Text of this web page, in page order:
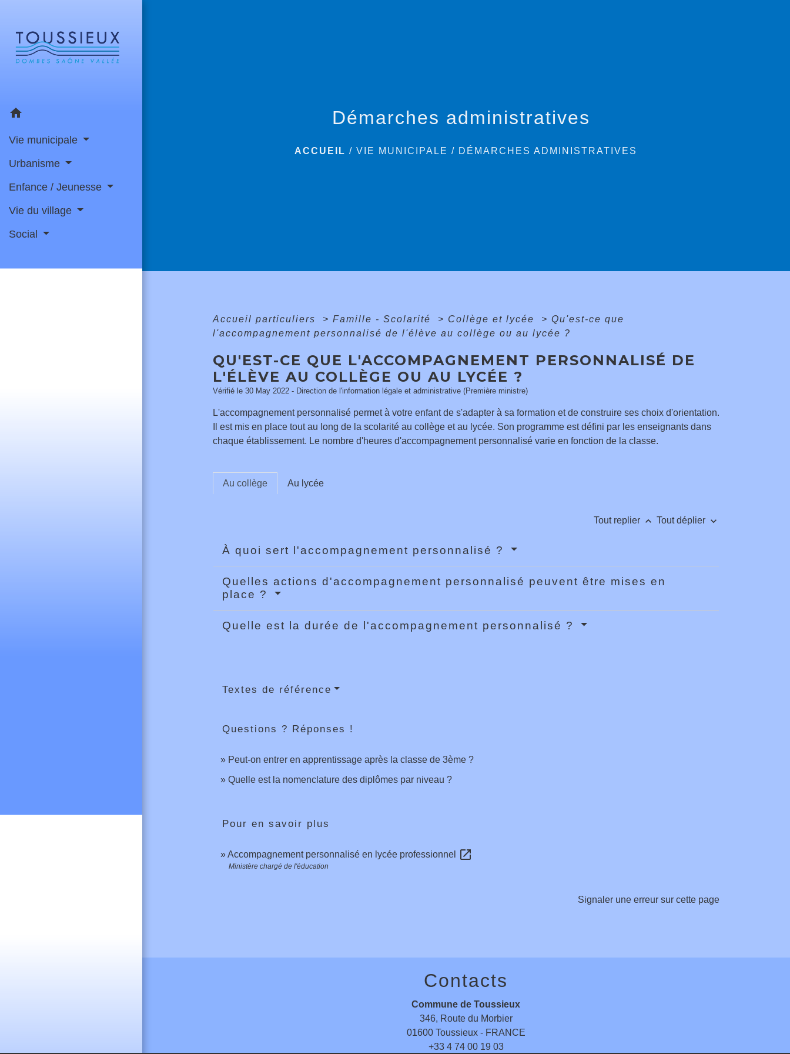
home
Vie municipale
Urbanisme
Enfance / Jeunesse
Vie du village
Social
Démarches administratives
ACCUEIL /VIE MUNICIPALE / DÉMARCHES ADMINISTRATIVES
Accueil particuliers > Famille - Scolarité > Collège et lycée > Qu'est-ce que
l'accompagnement personnalisé de l'élève au collège ou au lycée ?
QU'EST-CE QUE L'ACCOMPAGNEMENT PERSONNALISÉ DE
L'ÉLÈVE AU COLLÈGE OU AU LYCÉE ?
Vérifié le 30 May 2022 - Direction de l'information légale et administrative (Première ministre)
L'accompagnement personnalisé permet à votre enfant de s'adapter à sa formation et de construire ses choix d'orientation.
Il est mis en place tout au long de la scolarité au collège et au lycée. Son programme est défini par les enseignants dans
chaque établissement. Le nombre d'heures d'accompagnement personnalisé varie en fonction de la classe.
Au collège Au lycée
Tout replier keyboard_arrow_up Tout déplier keyboard_arrow_down
À quoi sert l'accompagnement personnalisé ?
Quelles actions d'accompagnement personnalisé peuvent être mises en
place ?
Quelle est la durée de l'accompagnement personnalisé ?
Textes de référence
Questions ? Réponses !
Peut-on entrer en apprentissage après la classe de 3ème ?
Quelle est la nomenclature des diplômes par niveau ?
Pour en savoir plus
Accompagnement personnalisé en lycée professionnel open_in_new
Ministère chargé de l'éducation
Signaler une erreur sur cette page
Contacts
Commune de Toussieux
346, Route du Morbier
01600 Toussieux - FRANCE
+33 4 74 00 19 03